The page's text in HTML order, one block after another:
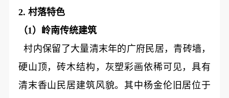
2. 村落特色
（1）岭南传统建筑
村内保留了大量清末年的广府民居，青砖墙，
硬山顶，砖木结构，灰塑彩画依稀可见，具有
清末香山民居建筑风貌。其中杨金伦旧居位于